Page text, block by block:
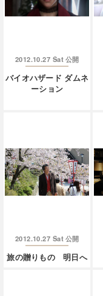
2012.10.27 Sat 公開
バイオハザード ダムネ
ーション
2012.10.27 Sat 公開
旅の贈りもの 明日へ